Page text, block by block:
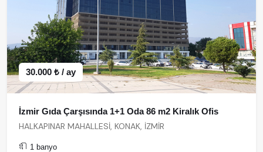
30.000 ₺ / ay
İzmir Gıda Çarşısında 1+1 Oda 86 m2 Kiralık Ofis
HALKAPINAR MAHALLESİ, KONAK, İZMİR
1 banyo